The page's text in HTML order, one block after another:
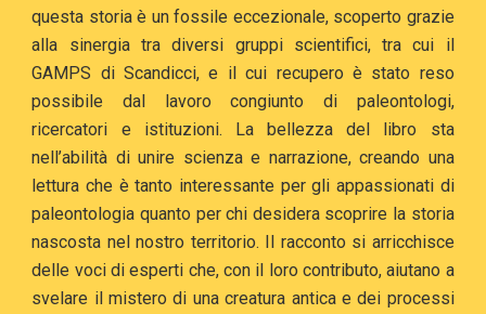
questa storia è un fossile eccezionale, scoperto grazie
alla sinergia tra diversi gruppi scientifici, tra cui il
GAMPS di Scandicci, e il cui recupero è stato reso
possibile dal lavoro congiunto di paleontologi,
ricercatori e istituzioni. La bellezza del libro sta
nell’abilità di unire scienza e narrazione, creando una
lettura che è tanto interessante per gli appassionati di
paleontologia quanto per chi desidera scoprire la storia
nascosta nel nostro territorio. Il racconto si arricchisce
delle voci di esperti che, con il loro contributo, aiutano a
svelare il mistero di una creatura antica e dei processi